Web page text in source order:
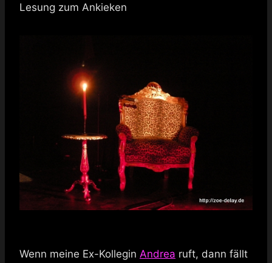
Lesung zum Ankieken
Wenn meine Ex-Kollegin Andrea ruft, dann fällt